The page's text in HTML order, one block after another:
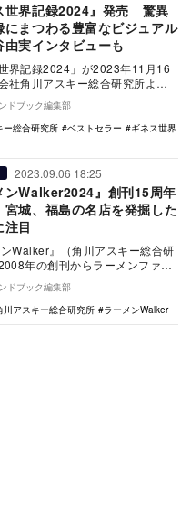
世界記録2024』発売 驚異
にまつわる豊富なビジュアル
由実インタビューも
世界記録2024」が2023年11月16
社角川アスキー総合研究所より
た。 「ギネス世界記録」は、
ドブック編集部
ー総合研究所
ベストセラー
ギネス世界
2023.09.06 18:25
ンWalker2024』創刊15周年
宮城、福島の名店を発掘した
注目
ンWalker』（角川アスキー総合研
年の創刊からラーメンファン
を発信し続け、今年で創刊15
ドブック編集部
川アスキー総合研究所 ラーメンWalker